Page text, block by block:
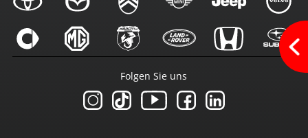
Android-Auto
Apple CarPlay
Navi mit TouchscreenFolgen Sie uns